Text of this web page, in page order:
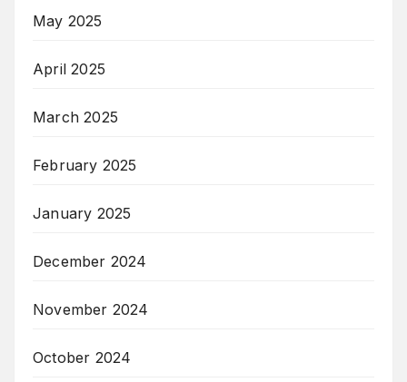
May 2025
April 2025
March 2025
February 2025
January 2025
December 2024
November 2024
October 2024